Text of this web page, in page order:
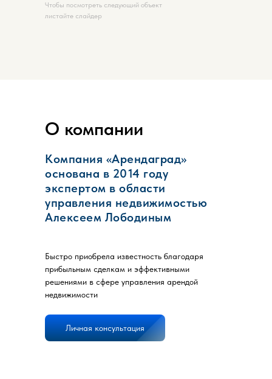
Чтобы посмотреть следующий объект
листайте слайдер
Чтобы посмотреть следующий объект
Квартира
Арцыбушевская ул., 33
О компании
Компания «Арендаград»
основана в 2014 году
экспертом в области
управления недвижимостью
Алексеем Лободиным
Быстро приобрела известность благодаря
прибыльным сделкам и эффективными
решениями в сфере управления арендой
недвижимости
Личная консультация